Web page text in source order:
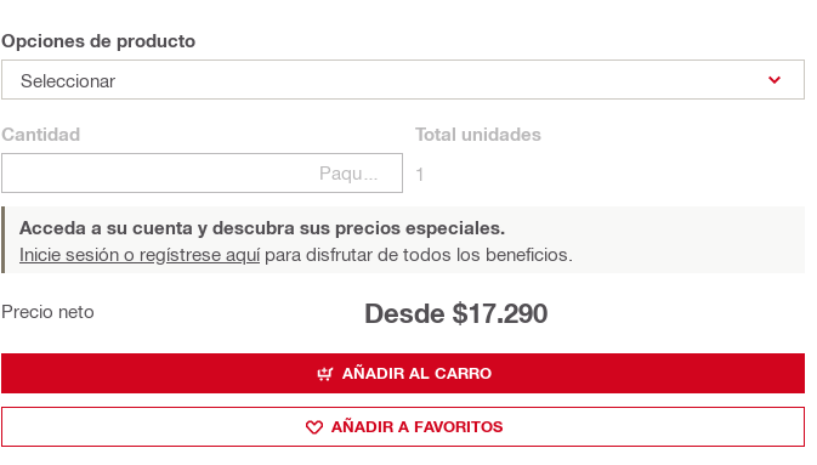
Opciones de producto
Seleccionar
Cantidad
Paquetes
Total unidades
1
Acceda a su cuenta y descubra sus precios especiales.
Inicie sesión o regístrese aquípara disfrutar de todos los beneficios.
Precio neto Desde $17.290
AÑADIR AL CARRO
AÑADIR A FAVORITOS